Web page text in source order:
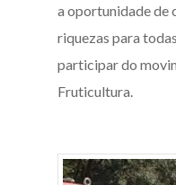
a oportunidade de
riquezas para
participar do
Fruticultura.